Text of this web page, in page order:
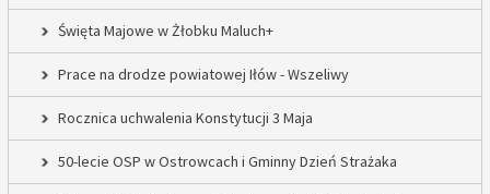
Święta Majowe w Żłobku Maluch+
Prace na drodze powiatowej Iłów - Wszeliwy
Rocznica uchwalenia Konstytucji 3 Maja
50-lecie OSP w Ostrowcach i Gminny Dzień Strażaka